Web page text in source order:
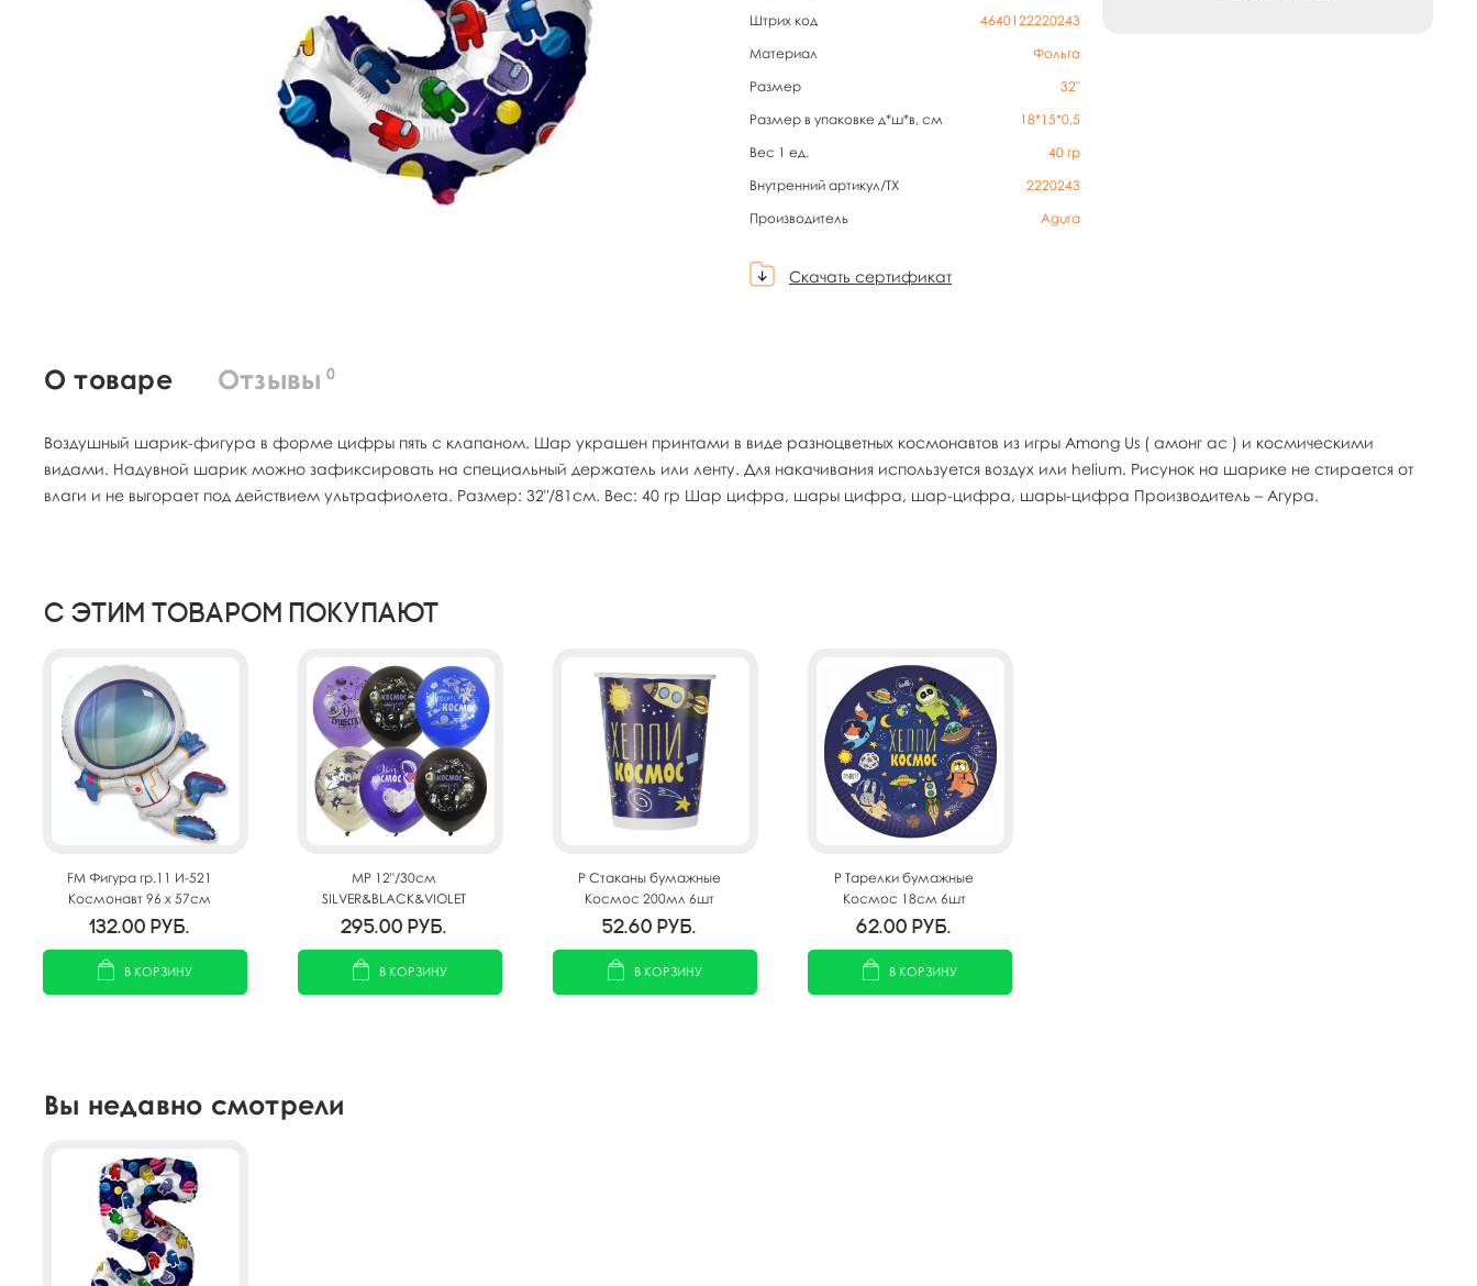
Штрих код
4640122220243
Материал
Фольга
Размер
32"
Размер в упаковке д*ш*в, см
18*15*0,5
Вес 1 ед.
40 гр
Внутренний артикул/TX
2220243
Производитель
Agura
Скачать сертификат
О товаре Отзывы 0
Воздушный шарик-фигура в форме цифры пять с клапаном. Шар украшен принтами в виде разноцветных космонавтов из игры Among Us ( амонг ас ) и космическими
видами. Надувной шарик можно зафиксировать на специальный держатель или ленту. Для накачивания используется воздух или helium. Рисунок на шарике не стирается от
влаги и не выгорает под действием ультрафиолета. Размер: 32"/81см. Вес: 40 гр Шар цифра, шары цифра, шар-цифра, шары-цифра Производитель – Агура.
С этим товаром покупают
FM Фигура гр.11 И-521
Космонавт 96 х 57см
132.00 руб.
В КОРЗИНУ
MP 12"/30см
SILVER&BLACK&VIOLET
ассорти рис. Космос 25шт
295.00 руб.
В КОРЗИНУ
P Стаканы бумажные
Космос 200мл 6шт
52.60 руб.
В КОРЗИНУ
P Тарелки бумажные
Космос 18см 6шт
62.00 руб.
В КОРЗИНУ
Вы недавно смотрели